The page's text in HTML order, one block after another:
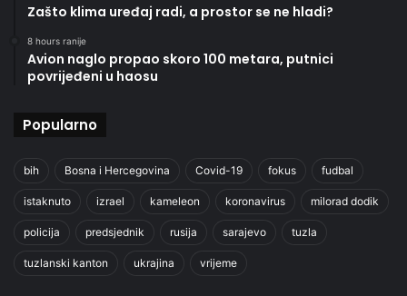
Zašto klima uređaj radi, a prostor se ne hladi?
8 hours ranije
Avion naglo propao skoro 100 metara, putnici
povrijeđeni u haosu
Popularno
bih Bosna i Hercegovina Covid-19 fokus fudbal
istaknuto izrael kameleon koronavirus milorad dodik
policija predsjednik rusija sarajevo tuzla
tuzlanski kanton ukrajina vrijeme